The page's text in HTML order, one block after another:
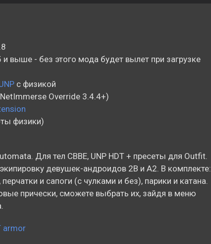
и выше - без этого мода будет вылет при загрузке
с физикой
Override 3.4.4+)
физики)
Для тел CBBE, UNP HDT + пресеты для Outfit.
девушeк-андроидов 2B и A2. В комплекте:
и сапоги (с чулками и без), парики и катана.
прически, сможете выбрать их, зайдя в меню